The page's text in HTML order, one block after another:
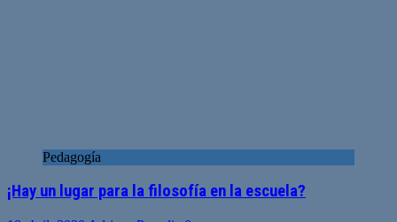
Pedagogía
¡Hay un lugar para la filosofía en la escuela?